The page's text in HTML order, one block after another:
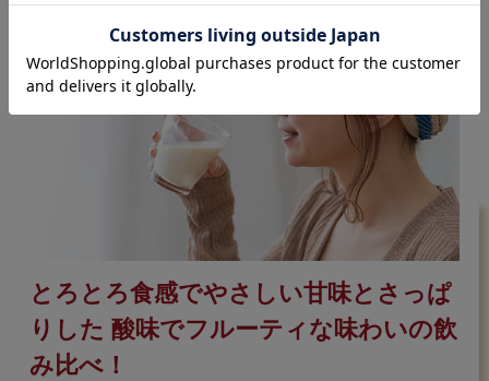
とろとろ食感でやさしい甘味とさっぱ
りした 酸味でフルーティな味わいの飲
み比べ！